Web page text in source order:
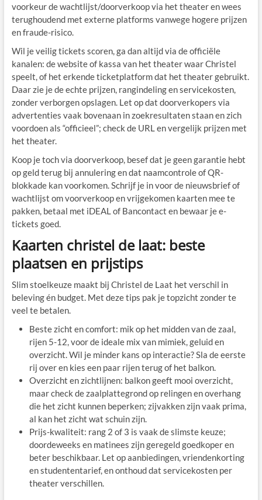
voorkeur de wachtlijst/doorverkoop via het theater en wees
terughoudend met externe platforms vanwege hogere prijzen
en fraude-risico.
Wil je veilig tickets scoren, ga dan altijd via de officiële
kanalen: de website of kassa van het theater waar Christel
speelt, of het erkende ticketplatform dat het theater gebruikt.
Daar zie je de echte prijzen, rangindeling en servicekosten,
zonder verborgen opslagen. Let op dat doorverkopers via
advertenties vaak bovenaan in zoekresultaten staan en zich
voordoen als “officieel”; check de URL en vergelijk prijzen met
het theater.
Koop je toch via doorverkoop, besef dat je geen garantie hebt
op geld terug bij annulering en dat naamcontrole of QR-
blokkade kan voorkomen. Schrijf je in voor de nieuwsbrief of
wachtlijst om voorverkoop en vrijgekomen kaarten mee te
pakken, betaal met iDEAL of Bancontact en bewaar je e-
tickets goed.
Kaarten christel de laat: beste
plaatsen en prijstips
Slim stoelkeuze maakt bij Christel de Laat het verschil in
beleving én budget. Met deze tips pak je topzicht zonder te
veel te betalen.
Beste zicht en comfort: mik op het midden van de zaal,
rijen 5-12, voor de ideale mix van mimiek, geluid en
overzicht. Wil je minder kans op interactie? Sla de eerste
rij over en kies een paar rijen terug of het balkon.
Overzicht en zichtlijnen: balkon geeft mooi overzicht,
maar check de zaalplattegrond op relingen en overhang
die het zicht kunnen beperken; zijvakken zijn vaak prima,
al kan het zicht wat schuin zijn.
Prijs-kwaliteit: rang 2 of 3 is vaak de slimste keuze;
doordeweeks en matinees zijn geregeld goedkoper en
beter beschikbaar. Let op aanbiedingen, vriendenkorting
en studententarief, en onthoud dat servicekosten per
theater verschillen.